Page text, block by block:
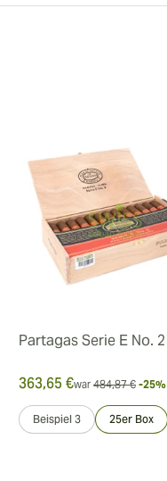
Partagas Serie E No. 2
363,65 €war 484,87 € -25%
Beispiel 3 25er Box